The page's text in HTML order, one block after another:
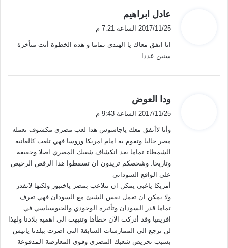
ي
ل
عادل ابراهيم :
2017/11/25 الساعة 7:21 م
انا اتفق معاك يا الهندي تماما و هذه الخطوة أتت متأخرة
سنين عددا
ل
ودا العوض:
2017/11/25 الساعة 9:43 م
وأنا لاأتفق معك ياجاسوس هذا لعب مصري مكشوف تعمله
مصر حاليا وتقوم به امام امريكا وروسا فهي تلعب كالغانية
الشمطاء تماما بعد انكشاف شعبك المصري اصلا وحقيقة
وتاريخا. وشخصكم تريدون ان تسقطوا هذا الرقص الرخيص
علي الواقع السوداني
أمريكا ياغبي يمكن ان تتلاعب بمصر ياخنبور ولكنها لاتقدر
ولا يمكن ان تعمل نفس الشيئ مع السودان فهي تعرف
تماما قدر السودان وتأثيره الوجودي والجيوسياسي في
افريقيا وقد أدركت الآن خطأها وتنبهت الي اهمية بلادنا ولهذا
لن ترجع الي الممارسات السابقة التي اضرت ببلدنا ياتيس
بسبب تحريض شعبك المصري وقوي المعارضة المدفوعة